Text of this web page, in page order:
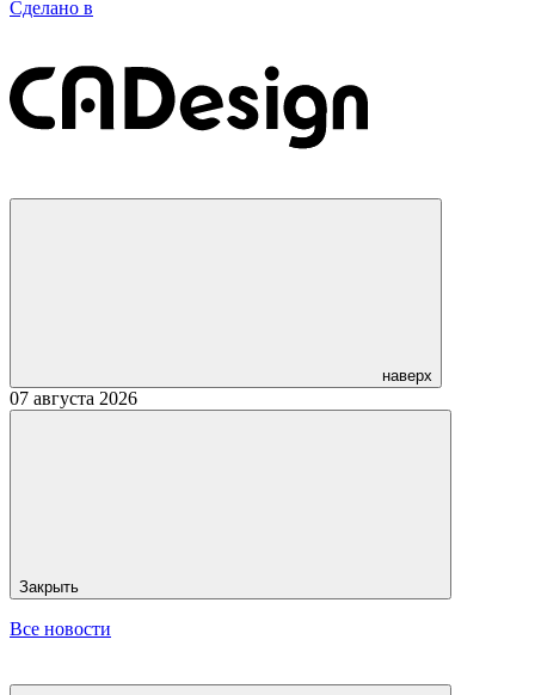
Сделано в
наверх
07 августа 2026
Закрыть
Все новости